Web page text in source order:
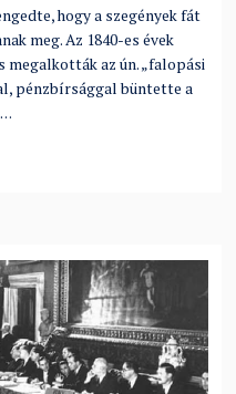
hogy a szegények fát
meg. Az 1840-es évek
az ún. „falopási
pénzbírsággal büntette a